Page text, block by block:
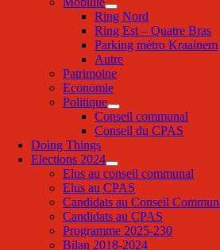
Ring Nord
Ring Est – Quatre Bras
Parking métro Kraainem
Autre
Patrimoine
Economie
Politique
Conseil communal
Conseil du CPAS
Doing Things
Elections 2024
Elus au conseil communal
Elus au CPAS
Candidats au Conseil
Candidats au CPAS
Programme 2025-230
Bilan 2018-2024